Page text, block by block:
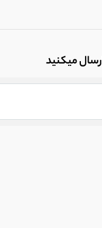
میکنید